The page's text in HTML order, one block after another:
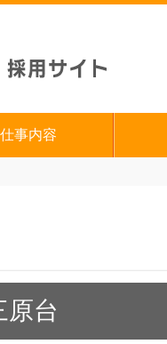
仕事内容
原台